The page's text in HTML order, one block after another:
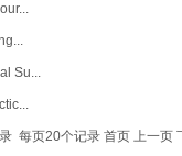
Su...
每页20个记录 首页 上一页